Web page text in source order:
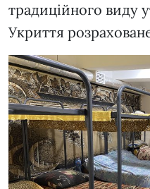
традиційного виду
Укриття